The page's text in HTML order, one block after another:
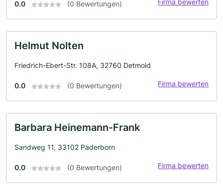
0.0 (0 Bewertungen)
Helmut Nolten
Friedrich-Ebert-Str. 108A, 32760 Detmold
0.0 (0 Bewertungen) Firma bewerten
Barbara Heinemann-Frank
Sandweg 11, 33102 Paderborn
0.0 (0 Bewertungen) Firma bewerten